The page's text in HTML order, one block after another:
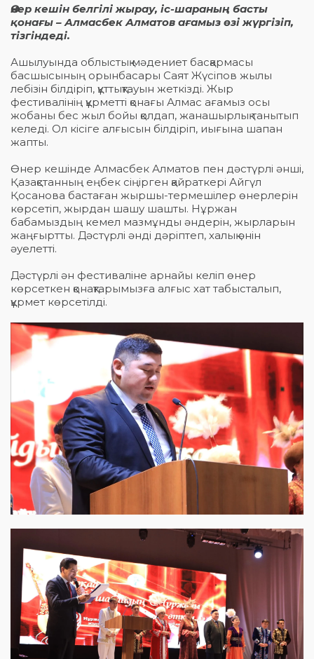
Өнер кешін белгілі жырау, іс-шараның басты
қонағы – Алмасбек Алматов ағамыз өзі жүргізіп,
тізгіндеді.
Ашылуында облыстық мәдениет басқармасы
басшысының орынбасары Саят Жүсіпов жылы
лебізін білдіріп, құттықтауын жеткізді. Жыр
фестивалінің құрметті қонағы Алмас ағамыз осы
жобаны бес жыл бойы қолдап, жанашырлық танытып
келеді. Ол кісіге алғысын білдіріп, иығына шапан
жапты.
Өнер кешінде Алмасбек Алматов пен дәстүрлі әнші,
Қазақстанның еңбек сіңірген қайраткері Айгүл
Қосанова бастаған жыршы-термешілер өнерлерін
көрсетіп, жырдан шашу шашты. Нұржан
бабамыздың кемел мазмұнды әндерін, жырларын
жаңғыртты. Дәстүрлі әнді дәріптеп, халық әнін
әуелетті.
Дәстүрлі ән фестиваліне арнайы келіп өнер
көрсеткен қонақтарымызға алғыс хат табысталып,
құрмет көрсетілді.